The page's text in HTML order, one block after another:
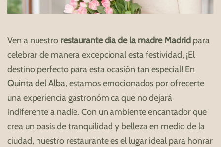
Ven a nuestro restaurante dia de la madre Madrid para
celebrar de manera excepcional esta festividad, ¡El
destino perfecto para esta ocasión tan especial! En
Quinta del Alba, estamos emocionados por ofrecerte
una experiencia gastronómica que no dejará
indiferente a nadie. Con un ambiente encantador que
crea un oasis de tranquilidad y belleza en medio de la
ciudad, nuestro restaurante es el lugar ideal para honrar